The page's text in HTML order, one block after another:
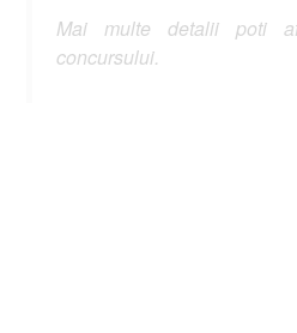
Mai multe detalii poti
concursului.